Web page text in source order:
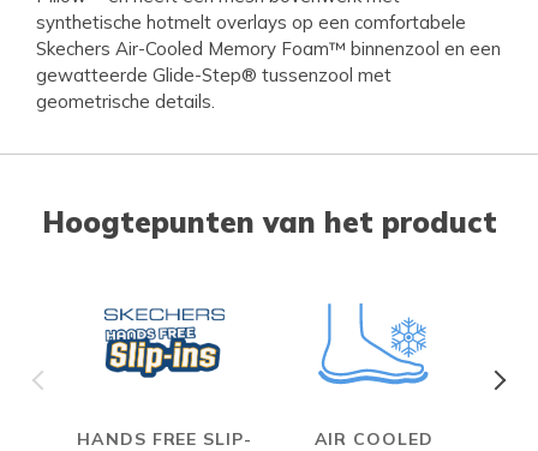
synthetische hotmelt overlays op een comfortabele
Skechers Air-Cooled Memory Foam™ binnenzool en een
gewatteerde Glide-Step® tussenzool met
geometrische details.
Hoogtepunten van het product
HANDS FREE SLIP-
AIR COOLED